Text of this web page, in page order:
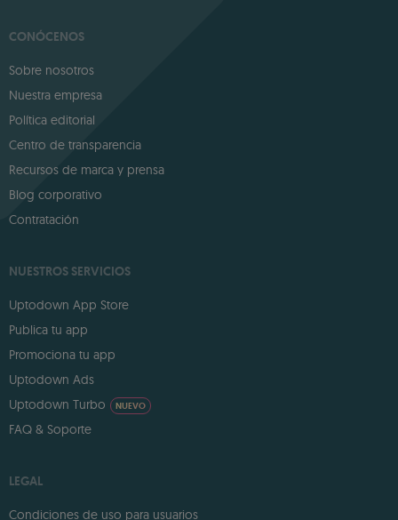
CONÓCENOS
Sobre nosotros
Nuestra empresa
Política editorial
Centro de transparencia
Recursos de marca y prensa
Blog corporativo
Contratación
NUESTROS SERVICIOS
Uptodown App Store
Publica tu app
Promociona tu app
Uptodown Ads
Uptodown Turbo
NUEVO
FAQ & Soporte
LEGAL
Condiciones de uso para usuarios